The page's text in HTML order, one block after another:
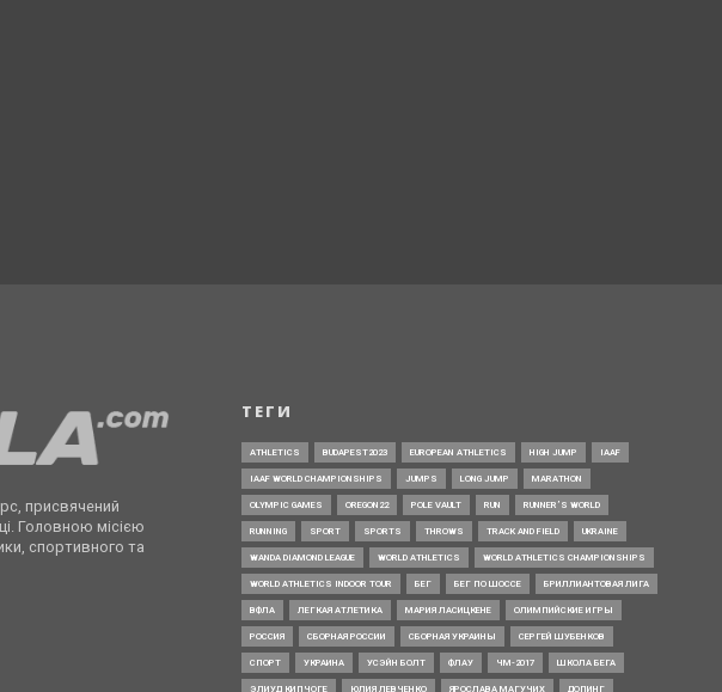
присвячений
Головною місією
спортивного та
ТЕГИ
ATHLETICS BUDAPEST2023 EUROPEAN ATHLETICS HIGH JUMP IAAF
IAAF WORLD CHAMPIONSHIPS JUMPS LONG JUMP MARATHON
OLYMPIC GAMES OREGON22 POLE VAULT RUN RUNNER’S WORLD
RUNNING SPORT SPORTS THROWS TRACK AND FIELD UKRAINE
WANDA DIAMOND LEAGUE WORLD ATHLETICS WORLD ATHLETICS CHAMPIONSHIPS
WORLD ATHLETICS INDOOR TOUR БЕГ БЕГ ПО ШОССЕ БРИЛЛИАНТОВАЯ ЛИГА
ВФЛА ЛЕГКАЯ АТЛЕТИКА МАРИЯ ЛАСИЦКЕНЕ ОЛИМПИЙСКИЕ ИГРЫ
РОССИЯ СБОРНАЯ РОССИИ СБОРНАЯ УКРАИНЫ СЕРГЕЙ ШУБЕНКОВ
СПОРТ УКРАИНА УСЭЙН БОЛТ ФЛАУ ЧМ-2017 ШКОЛА БЕГА
ЭЛИУД КИПЧОГЕ ЮЛИЯ ЛЕВЧЕНКО ЯРОСЛАВА МАГУЧИХ ДОПИНГ